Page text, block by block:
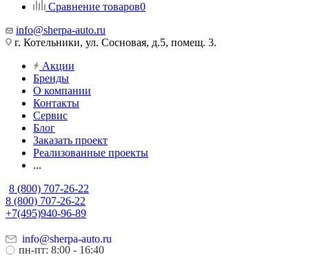
Сравнение товаров0
info@sherpa-auto.ru
г. Котельники, ул. Сосновая, д.5, помещ. 3.
Акции
Бренды
О компании
Контакты
Сервис
Блог
Заказать проект
Реализованные проекты
...
8 (800) 707-26-22
8 (800) 707-26-22
+7(495)940-96-89
info@sherpa-auto.ru
пн-пт: 8:00 - 16:40